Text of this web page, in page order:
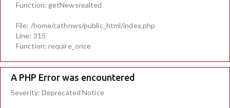
Function: getNewsrealted
File: /home/cathnws/public_html/index.php
Line: 315
Function: require_once
A PHP Error was encountered
Severity: Deprecated Notice